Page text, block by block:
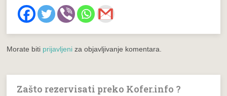
Morate biti prijavljeni za objavljivanje komentara.
Zašto rezervisati preko Kofer.info ?